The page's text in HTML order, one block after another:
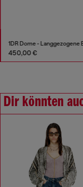
450,00 €
Dir könnten